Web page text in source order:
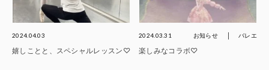
2024.04.03
嬉しことと、スペシャルレッスン♡
2024.03.31 お知らせ バレエ
楽しみなコラボ♡